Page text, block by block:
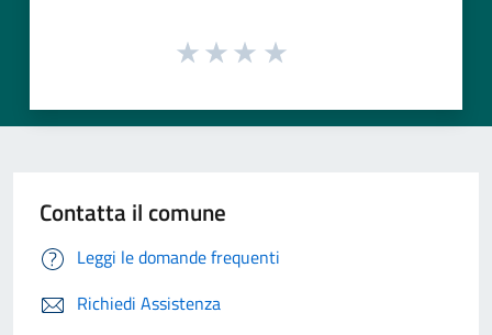
Contatta il comune
Leggi le domande frequenti
Richiedi Assistenza